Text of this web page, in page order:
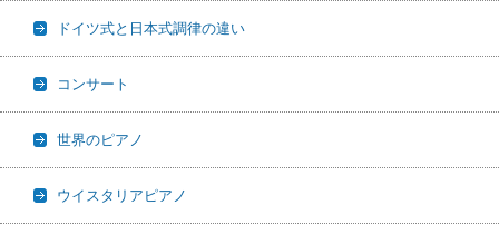
ドイツ式と日本式調律の違い
コンサート
世界のピアノ
ウイスタリアピアノ